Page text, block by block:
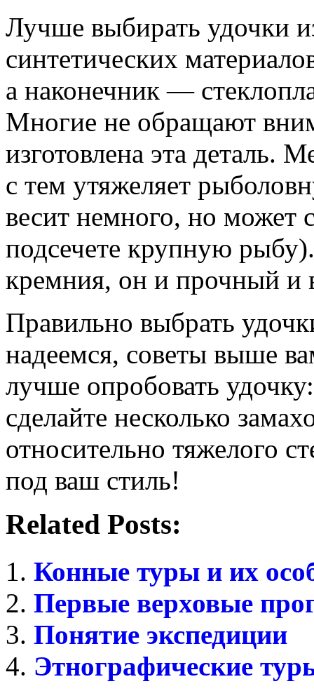
Лучше выбирать удочки
синтетических
а наконечник —
Многие не обращают
изготовлена эта деталь.
с тем утяжеляет
весит немного, но может
подсечете крупную
кремния, он и прочный и
Правильно выбрать
надеемся, советы выше
лучше опробовать
сделайте несколько
относительно тяжелого
под ваш стиль!
Related Posts:
Конные туры и их
Первые верховые
Понятие экспедиции
Этнографические